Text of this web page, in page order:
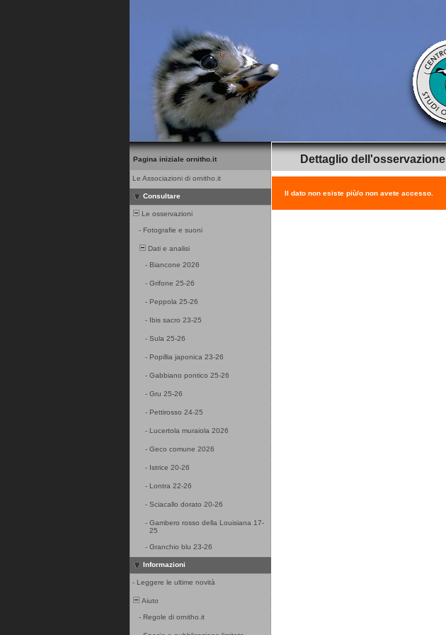
Pagina iniziale ornitho.it
Le Associazioni di ornitho.it
Consultare
Le osservazioni
- Fotografie e suoni
Dati e analisi
- Biancone 2026
- Grifone 25-26
- Peppola 25-26
- Ibis sacro 23-25
- Sula 25-26
- Popillia japonica 23-26
- Gabbiano pontico 25-26
- Gru 25-26
- Pettirosso 24-25
- Lucertola muraiola 2026
- Geco comune 2026
- Istrice 20-26
- Lontra 22-26
- Sciacallo dorato 20-26
- Gambero rosso della Louisiana 17-
25
- Granchio blu 23-26
Informazioni
- Leggere le ultime novità
Aiuto
- Regole di ornitho.it
Dettaglio dell'osservazione
Il dato non esiste più/o non avete accesso.